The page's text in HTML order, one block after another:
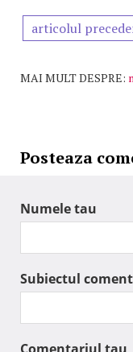
articolul
MAI MULT DESPRE:
Posteaza
Numele tau
Subiectul